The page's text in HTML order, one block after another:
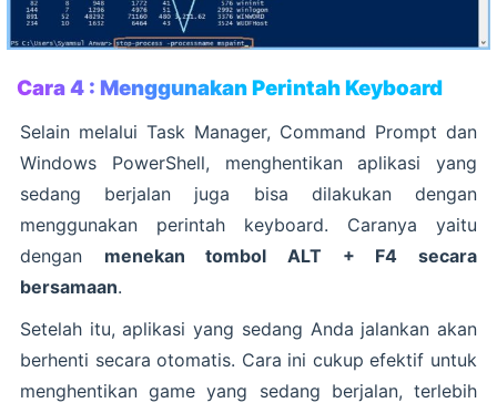
Cara 4 : Menggunakan Perintah Keyboard
Selain melalui Task Manager, Command Prompt dan
Windows PowerShell, menghentikan aplikasi yang
sedang berjalan juga bisa dilakukan dengan
menggunakan perintah keyboard. Caranya yaitu
dengan menekan tombol ALT + F4 secara
bersamaan.
Setelah itu, aplikasi yang sedang Anda jalankan akan
berhenti secara otomatis. Cara ini cukup efektif untuk
menghentikan game yang sedang berjalan, terlebih